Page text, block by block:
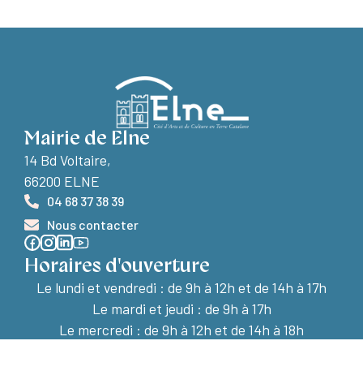
Mairie de Elne
14 Bd Voltaire,
66200 ELNE
04 68 37 38 39
Nous contacter
Horaires d'ouverture
Le lundi et vendredi : de 9h à 12h et de 14h à 17h
Le mardi et jeudi : de 9h à 17h
Le mercredi : de 9h à 12h et de 14h à 18h